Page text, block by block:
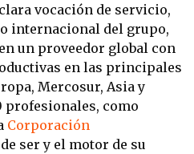
vocación de servicio,
internacional del grupo,
un proveedor global con
en las principales
Mercosur, Asia y
profesionales, como
Corporación
ser y el motor de su